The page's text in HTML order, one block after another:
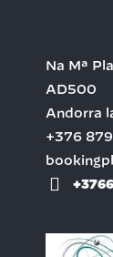
Na Mª
AD500
Andorra
+376